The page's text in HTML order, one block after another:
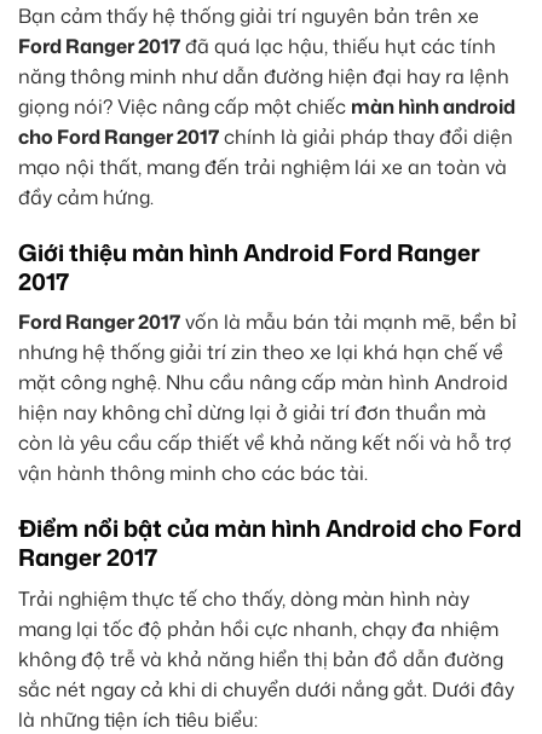
Bạn cảm thấy hệ thống giải trí nguyên bản trên xe
Ford Ranger 2017đã quá lạc hậu, thiếu hụt các tính
năng thông minh như dẫn đường hiện đại hay ra lệnh
giọng nói? Việc nâng cấp một chiếc màn hình android
cho Ford Ranger 2017chính là giải pháp thay đổi diện
mạo nội thất, mang đến trải nghiệm lái xe an toàn và
đầy cảm hứng.
Giới thiệu màn hình Android Ford Ranger
2017
Ford Ranger 2017vốn là mẫu bán tải mạnh mẽ, bền bỉ
nhưng hệ thống giải trí zin theo xe lại khá hạn chế về
mặt công nghệ. Nhu cầu nâng cấp màn hình Android
hiện nay không chỉ dừng lại ở giải trí đơn thuần mà
còn là yêu cầu cấp thiết về khả năng kết nối và hỗ trợ
vận hành thông minh cho các bác tài.
Điểm nổi bật của màn hình Android cho Ford
Ranger 2017
Trải nghiệm thực tế cho thấy, dòng màn hình này
mang lại tốc độ phản hồi cực nhanh, chạy đa nhiệm
không độ trễ và khả năng hiển thị bản đồ dẫn đường
sắc nét ngay cả khi di chuyển dưới nắng gắt. Dưới đây
là những tiện ích tiêu biểu: